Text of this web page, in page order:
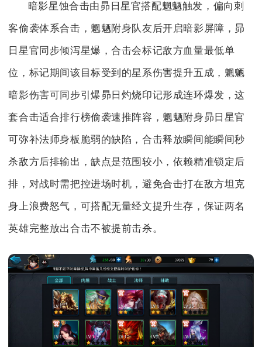
暗影星蚀合击由昴日星官搭配魍魉触发，偏向刺
客偷袭体系合击，魍魉附身队友后开启暗影屏障，昴
日星官同步倾泻星爆，合击会标记敌方血量最低单
位，标记期间该目标受到的星系伤害提升五成，魍魉
暗影伤害可同步引爆昴日灼烧印记形成连环爆发，这
套合击适合排行榜偷袭速推阵容，魍魉附身昴日星官
可弥补法师身板脆弱的缺陷，合击释放瞬间能瞬间秒
杀敌方后排输出，缺点是范围较小，依赖精准锁定后
排，对战时需把控进场时机，避免合击打在敌方坦克
身上浪费怒气，可搭配无量经文提升生存，保证两名
英雄完整放出合击不被提前击杀。